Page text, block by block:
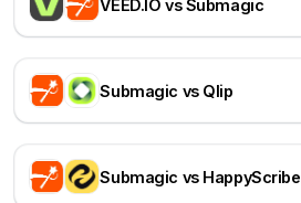
VEED.IO vs Submagic
Submagic vs Qlip
Submagic vs HappyScribe